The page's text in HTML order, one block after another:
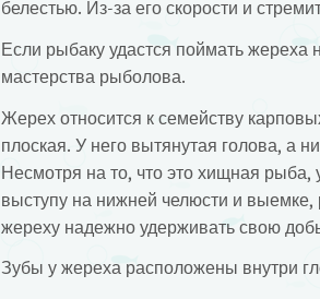
белестью. Из-за его скорости и
Если рыбаку удастся поймать жереха
мастерства рыболова.
Жерех относится к семейству
плоская. У него вытянутая голова, а
Несмотря на то, что это хищная рыба,
выступу на нижней челюсти и выемке,
жереху надежно удерживать свою
Зубы у жереха расположены внутри